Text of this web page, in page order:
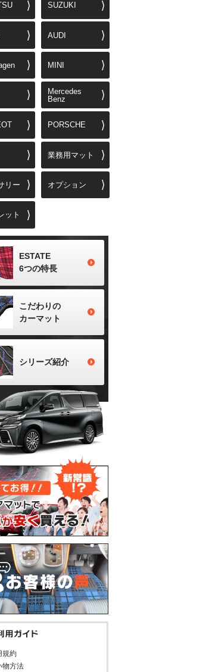
SUZUKI
AUDI
MINI
Mercedes
Benz
PORSCHE
業務用マット
リー オプション
ット
ESTATE
6つの特長
こだわりの
カーマット
シリーズ紹介
規約
物方法